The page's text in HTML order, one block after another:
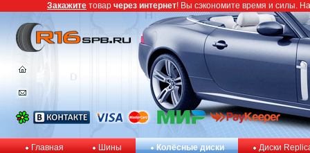
Главная Шины Колёсные диски Диски
Закажите товар через интернет! Вы сэкономите время и силы.